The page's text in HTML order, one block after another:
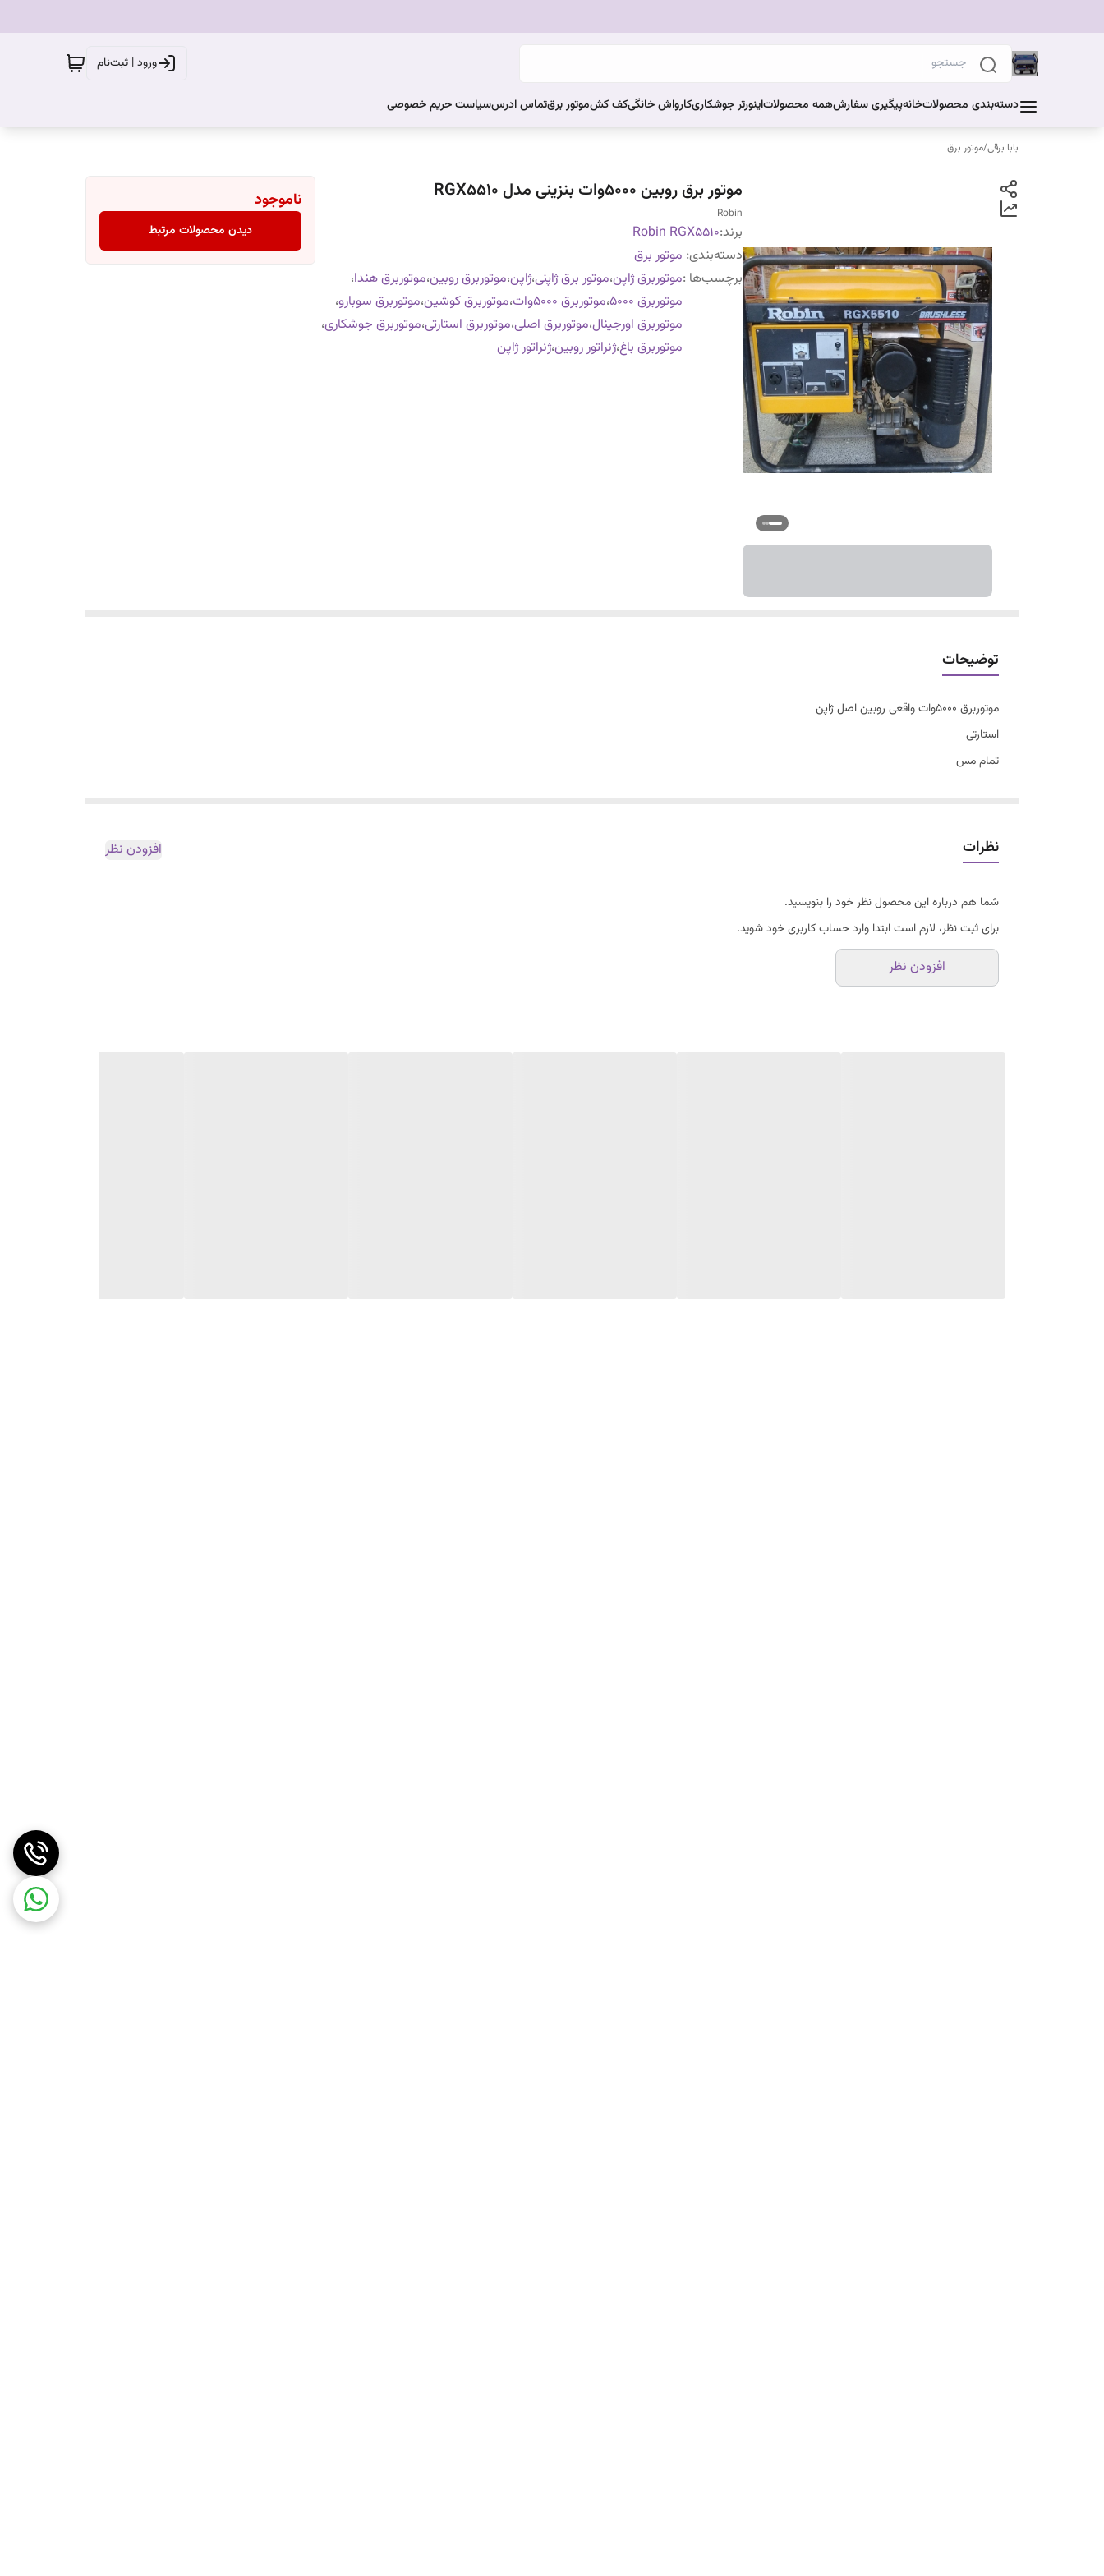
ورود | ثبت‌نام
دسته‌بندی محصولاتخانهپیگیری سفارشهمه محصولاتاینورتر جوشکاریکارواش خانگیکف کشموتور برقتماس ادرسسیاست حریم خصوصی
بابا برقی/موتور برق
موتور برق روبین 5000وات بنزینی مدل RGX5510
Robin
برند:Robin RGX5510
دسته‌بندی: موتور برق
برچسب‌ها :موتوربرق ژاپن،موتور برق ژاپنی،ژاپن،موتوربرق روبین،موتوربرق هندا،
موتوربرق 5000
،موتوربرق 5000وات ،موتوربرق کوشین،موتوربرق سوبارو،
موتوربرق اورجینال،موتوربرق اصلی،موتوربرق استارتی،موتوربرق جوشکاری،
موتوربرق باغ،ژنراتور روبین،ژنراتور ژاپن
ناموجود
دیدن محصولات مرتبط
توضیحات
موتوربرق 5000وات واقعی روبین اصل ژاپن
استارتی
تمام مس
90کیلو گرم
باک 22لیتری
ساخت ژاپن
ارسال سراسری
نظرات افزودن نظر
شما هم درباره این محصول نظر خود را بنویسید.
برای ثبت نظر، لازم است ابتدا وارد حساب کاربری خود شوید.
افزودن نظر